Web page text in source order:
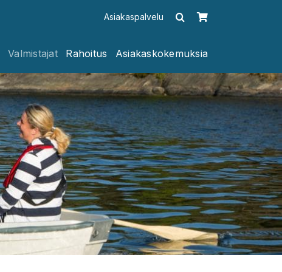
Asiakaspalvelu
Valmistajat Rahoitus Asiakaskokemuksia